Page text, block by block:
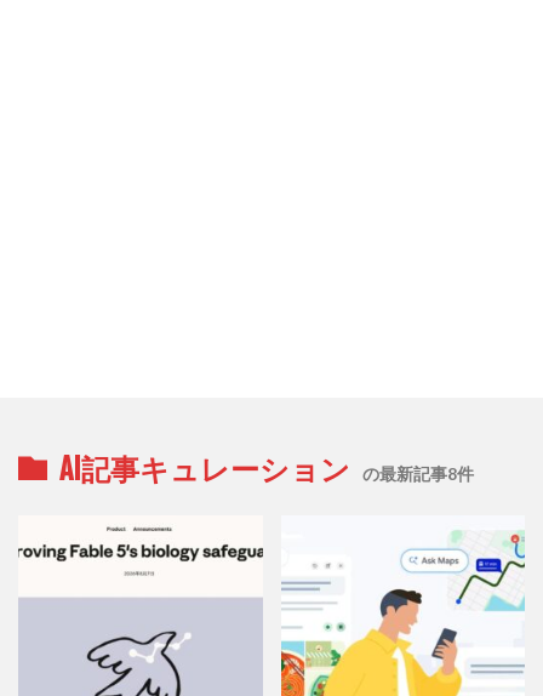
AI記事キュレーション の最新記事8件